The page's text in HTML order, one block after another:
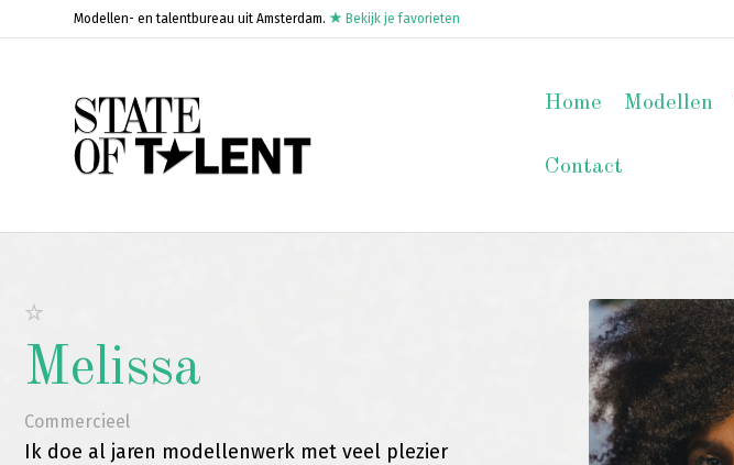
Modellen- en talentbureau uit Amsterdam. Bekijk je favorieten
Home Modellen
Contact
Melissa
Commercieel
Ik doe al jaren modellenwerk met veel plezier